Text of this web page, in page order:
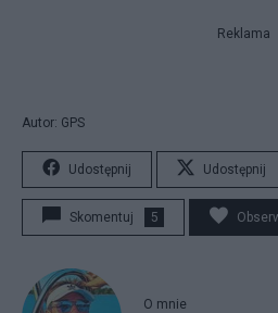
Reklama
Autor: GPS
Udostępnij Udostępnij
Skomentuj 5
O mnie